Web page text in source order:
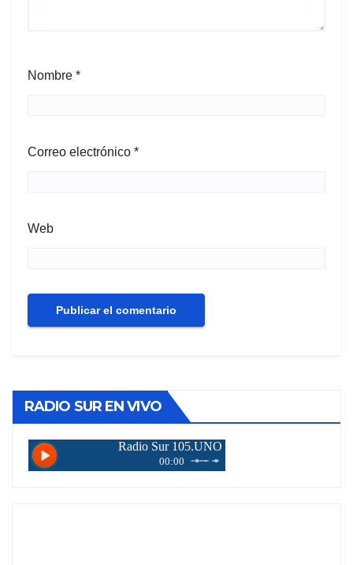
Nombre *
Correo electrónico *
Web
RADIO SUR EN VIVO